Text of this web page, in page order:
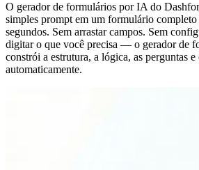
O gerador de formulários por IA do
simples prompt em um formulário
segundos. Sem arrastar campos. Sem
digitar o que você precisa — o gerador de
constrói a estrutura, a lógica, as perguntas
automaticamente.